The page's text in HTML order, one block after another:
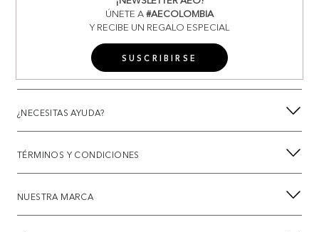
ÚNETE A#AECOLOMBIA
Y RECIBE UN REGALO ESPECIAL
SUSCRIBIRSE
¿NECESITAS AYUDA?
TÉRMINOS Y CONDICIONES
NUESTRA MARCA